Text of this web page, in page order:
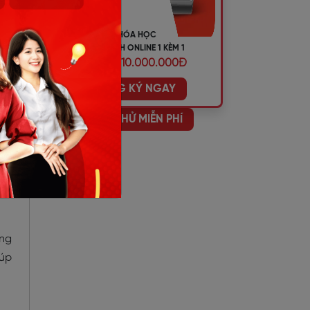
KHÓA HỌC
TIẾNG ANH ONLINE 1 KÈM 1
ƯU ĐÃI 10.000.000Đ
ĐĂNG KÝ NGAY
HỌC THỬ MIỄN PHÍ